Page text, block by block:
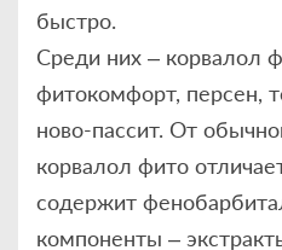
быстро.
Среди них – корвалол
фитокомфорт, персен,
ново-пассит. От
корвалол фито
содержит
компоненты –